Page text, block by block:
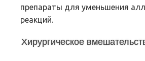
препараты для уменьшения
реакций.
Хирургическое